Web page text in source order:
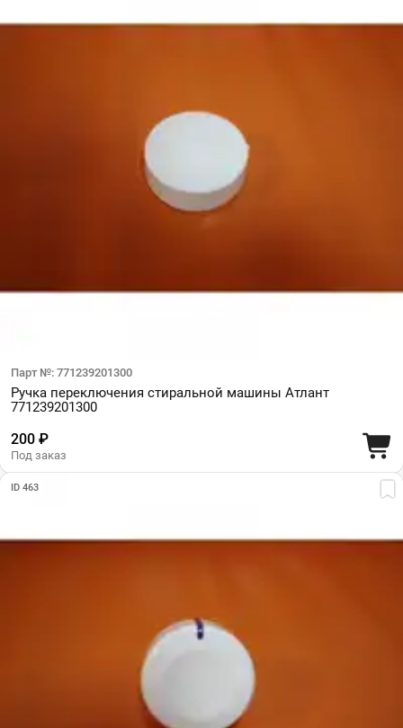
Парт №: 771239201300
Ручка переключения стиральной машины Атлант
771239201300
200 ₽
Под заказ
ID 463